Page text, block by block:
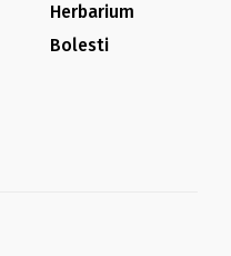
Herbarium
Bolesti